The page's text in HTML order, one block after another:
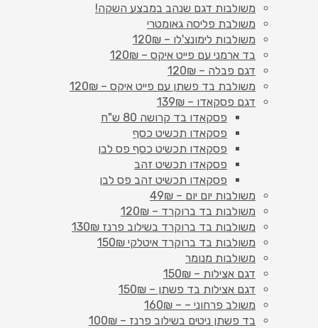
משולבות דגם שנהב במבצע השקה!
משולבת פליסה גאומטרי
משולבות לימונצ'לו – 120₪
בד ארמני עם פייט איקס – 120₪
דגם פבלה – 120₪
משולבת בד פשתן עם פייט איקס – 120₪
דגם פסקאדו – 139₪
פסקאדו בד קרושה 80 ש"ח
פסקאדו תכשיט כסף
פסקאדו תכשיט כסף פס לבן
פסקאדו תכשיט זהב
פסקאדו תכשיט זהב פס לבן
משולבות יום יום – 49₪
משולבות בד ברוקרד – 120₪
משולבות בד ברוקרד בשילוב פרנז 130₪
משולבות בד ברוקרד איטלקי 150₪
משולבות מנומר
דגם אצילות – 150₪
דגם אצילות בד פשתן – 150₪
משולב פרחוני – – 160₪
בד פשתן ניטים בשילוב פרנז – 100₪